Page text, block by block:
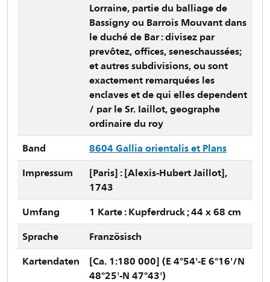
Lorraine, partie du balliage de
Bassigny ou Barrois Mouvant dans
le duché de Bar : divisez par
prevôtez, offices, seneschaussées;
et autres subdivisions, ou sont
exactement remarquées les
enclaves et de qui elles dependent
/ par le Sr. Iaillot, geographe
ordinaire du roy
Band
8604 Gallia orientalis et Plans
Impressum
[Paris] : [Alexis-Hubert Jaillot],
1743
Umfang
1 Karte : Kupferdruck ; 44 x 68 cm
Sprache
Französisch
Kartendaten
[Ca. 1:180 000] (E 4°54'-E 6°16'/N
48°25'-N 47°43')